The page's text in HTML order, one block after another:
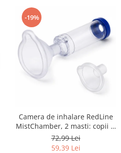
-19%
Camera de inhalare RedLine
MistChamber, 2 masti: copii si
adulti
72,99 Lei
59,39 Lei